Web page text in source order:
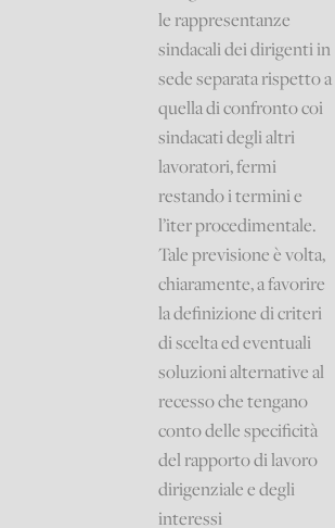
le rappresentanze
sindacali dei dirigenti in
sede separata rispetto a
quella di confronto coi
sindacati degli altri
lavoratori, fermi
restando i termini e
l’iter procedimentale.
Tale previsione è volta,
chiaramente, a favorire
la definizione di criteri
di scelta ed eventuali
soluzioni alternative al
recesso che tengano
conto delle specificità
del rapporto di lavoro
dirigenziale e degli
interessi